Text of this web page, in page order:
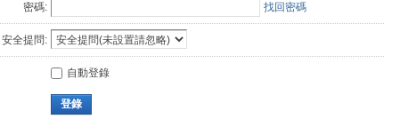
密碼: 找回密碼
安全提問:
自動登錄
登錄